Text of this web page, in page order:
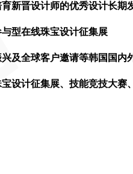
新晋设计师的优秀设计长期
型在线珠宝设计征集展
及全球客户邀请等韩国国内
设计征集展、技能竞技大赛